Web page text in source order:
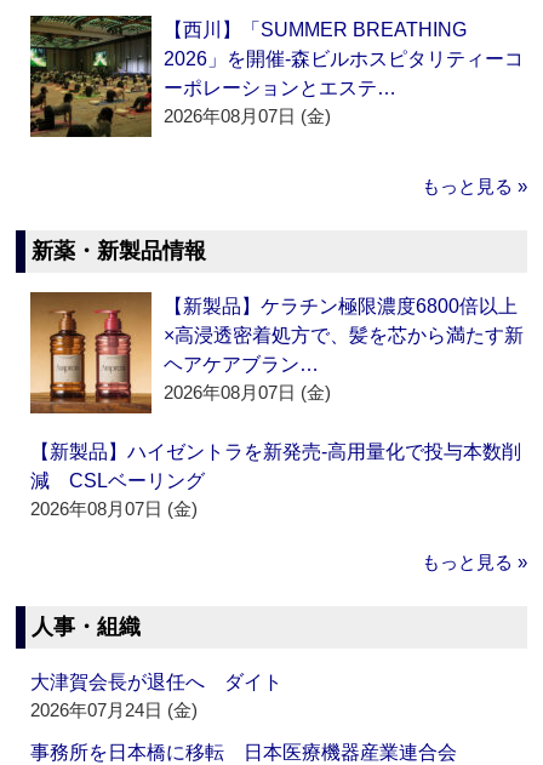
【西川】「SUMMER BREATHING
2026」を開催‐森ビルホスピタリティーコ
ーポレーションとエステ…
2026年08月07日 (金)
もっと見る »
新薬・新製品情報
【新製品】ケラチン極限濃度6800倍以上
×高浸透密着処方で、髪を芯から満たす新
ヘアケアブラン…
2026年08月07日 (金)
【新製品】ハイゼントラを新発売‐高用量化で投与本数削
減 CSLベーリング
2026年08月07日 (金)
もっと見る »
人事・組織
大津賀会長が退任へ ダイト
2026年07月24日 (金)
事務所を日本橋に移転 日本医療機器産業連合会